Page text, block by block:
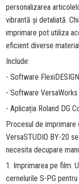
personalizarea
vibrantă și detaliată.
imprimare pot utiliza
eficient diverse
Include:
- Software
- Software VersaWorks
- Aplicația Roland DG
Procesul de
VersaSTUDIO BY-20
necesita decupare
1. Imprimarea pe film:
cernelurile S-PG